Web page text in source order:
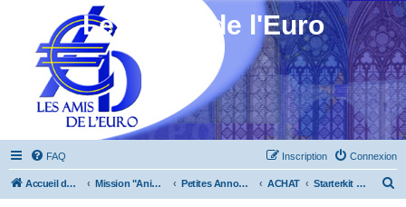
Les Amis de l'Euro
FAQ Connexion
Inscription
Accueil du forum Mission "Animation" Petites Annonces ACHAT Starterkit Artefacts